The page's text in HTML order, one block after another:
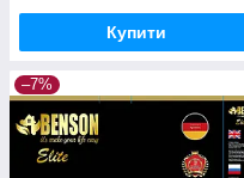
Купити
–7%